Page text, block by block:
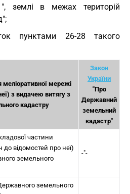
землі в межах територій
пунктами 26-28 такого
мережі
з видачею витягу з
кадастру
Закон
України
"Про
Державний
земельний
кадастр"
частини
до відомостей про неї)
земельного
-"-
земельного